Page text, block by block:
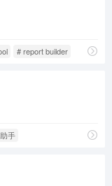
# report builder
手